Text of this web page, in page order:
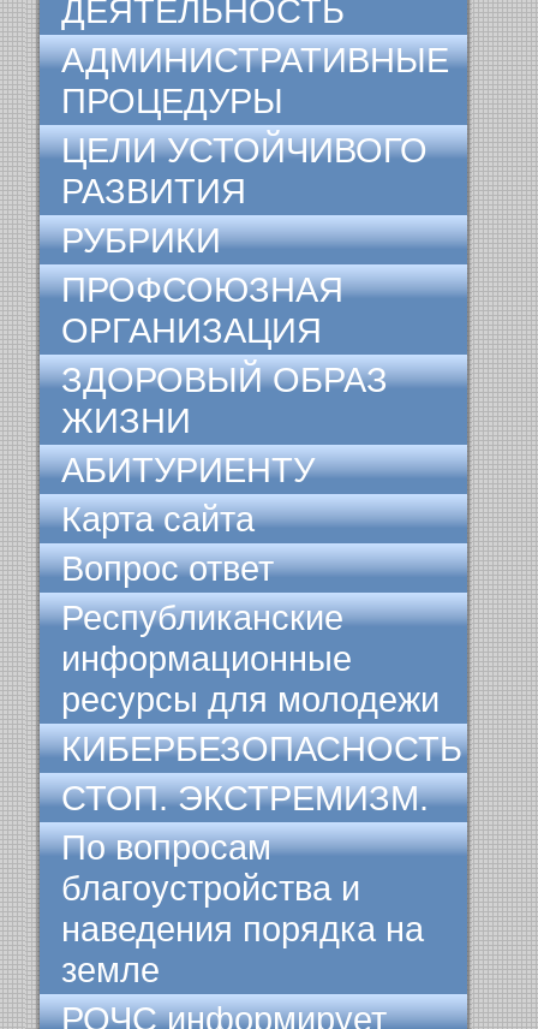
ДЕЯТЕЛЬНОСТЬ
АДМИНИСТРАТИВНЫЕ
ПРОЦЕДУРЫ
ЦЕЛИ УСТОЙЧИВОГО
РАЗВИТИЯ
РУБРИКИ
ПРОФСОЮЗНАЯ
ОРГАНИЗАЦИЯ
ЗДОРОВЫЙ ОБРАЗ
ЖИЗНИ
АБИТУРИЕНТУ
Карта сайта
Вопрос ответ
Республиканские
информационные
ресурсы для молодежи
КИБЕРБЕЗОПАСНОСТЬ
СТОП. ЭКСТРЕМИЗМ.
По вопросам
благоустройства и
наведения порядка на
земле
РОЧС информирует